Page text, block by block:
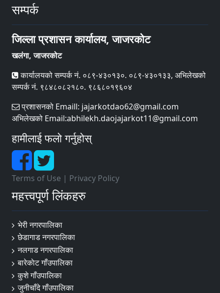
सम्पर्क
जिल्ला प्रशासन कार्यालय, जाजरकोट
खलंगा, जाजरकोट
कार्यालयको सम्पर्क नं. ०८९-४३०१३०. ०८९-४३०१३३, अभिलेखको
सम्पर्क नं. ९८४८०८२१८०. ९८६८०१९६०४
प्रशासनको Emaill: jajarkotdao62@gmail.com
अभिलेखको Email:abhilekh.daojajarkot11@gmail.com
हामीलाई फलो गर्नुहोस्
Terms of Use | Privacy Policy
महत्त्वपूर्ण लिंकहरु
भेरी नगरपालिका
छेडागाड नगरपालिका
नलगाड नगरपालिका
बारेकाेट गाँउपालिका
कुशे गाँउपालिका
जुनीचाँदे गाँउपालिका